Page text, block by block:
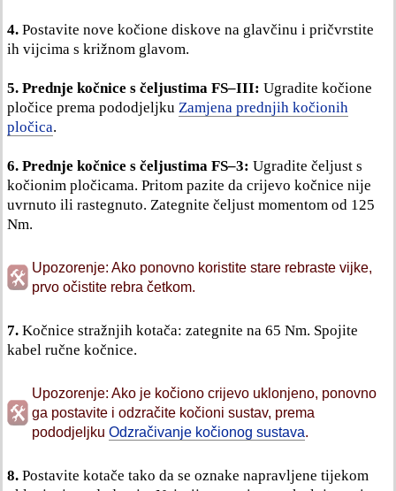
4. Postavite nove kočione diskove na glavčinu i pričvrstite
ih vijcima s križnom glavom.
5. Prednje kočnice s čeljustima FS–III: Ugradite kočione
pločice prema pododjeljku Zamjena prednjih kočionih
pločica.
6. Prednje kočnice s čeljustima FS–3: Ugradite čeljust s
kočionim pločicama. Pritom pazite da crijevo kočnice nije
uvrnuto ili rastegnuto. Zategnite čeljust momentom od 125
Nm.
Upozorenje: Ako ponovno koristite stare rebraste vijke,
prvo očistite rebra četkom.
7. Kočnice stražnjih kotača: zategnite na 65 Nm. Spojite
kabel ručne kočnice.
Upozorenje: Ako je kočiono crijevo uklonjeno, ponovno
ga postavite i odzračite kočioni sustav, prema
pododjeljku Odzračivanje kočionog sustava.
8. Postavite kotače tako da se oznake napravljene tijekom